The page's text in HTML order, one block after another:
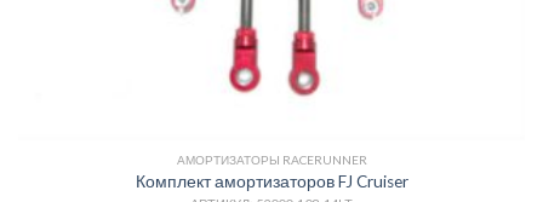
АМОРТИЗАТОРЫ RACERUNNER
Комплект амортизаторов FJ Cruiser